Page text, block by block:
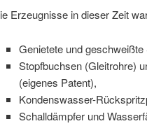
Erzeugnisse in dieser Zeit
Genietete und
Stopfbuchsen (Gleitrohre)
(eigenes Patent),
Kondenswasser-
Schalldämpfer und